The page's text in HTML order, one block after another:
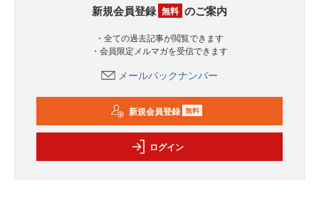
新規会員登録 無料 のご案内
・全ての過去記事が閲覧できます
・会員限定メルマガを受信できます
メールバックナンバー
新規会員登録 無料
ログイン